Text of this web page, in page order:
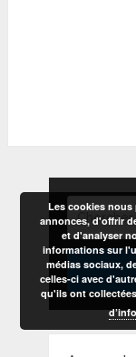
Les cookies nous
annonces, d'offrir
et d'analyser
informations sur
médias sociaux,
celles-ci avec
qu'ils ont